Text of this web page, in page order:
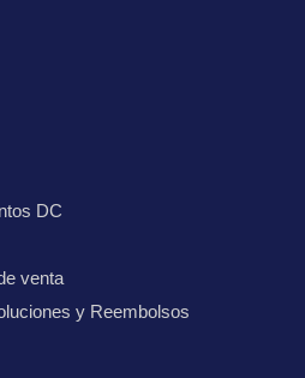
DC
venta
y Reembolsos